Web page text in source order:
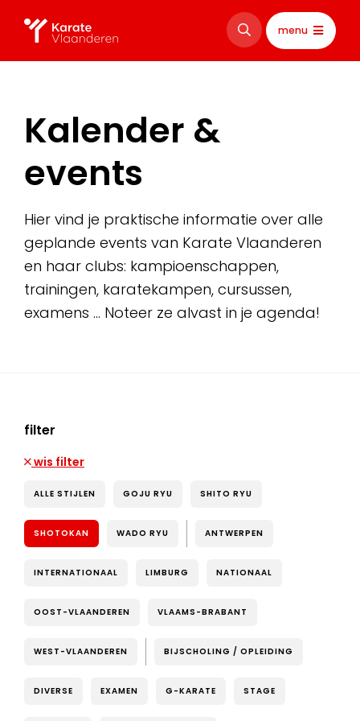
menu
Kalender &
events
Hier vind je praktische informatie over alle
geplande events van Karate Vlaanderen
en haar clubs: kampioenschappen,
trainingen, karatekampen, cursussen,
examens … Noteer ze alvast in je agenda!
filter
wis filter
ALLE STIJLEN GOJU RYU SHITO RYU
SHOTOKAN WADO RYU ANTWERPEN
INTERNATIONAAL LIMBURG NATIONAAL
OOST-VLAANDEREN VLAAMS-BRABANT
WEST-VLAANDEREN BIJSCHOLING / OPLEIDING
DIVERSE EXAMEN G-KARATE STAGE